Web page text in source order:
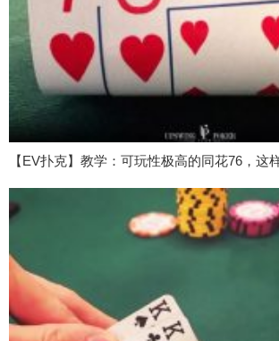
【EV扑克】教学：可玩性极高的同花76，这